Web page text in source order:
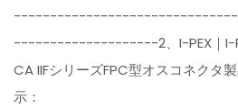
--------------------2、I-PEX｜I-
CA IIFシリーズFPC型オスコネクタ
示：